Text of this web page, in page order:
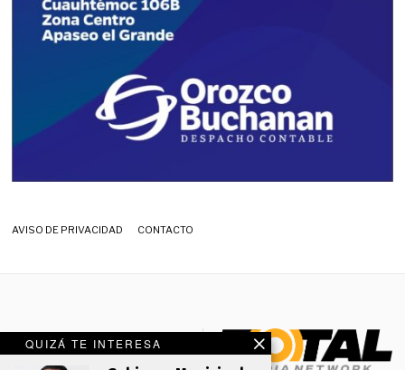
AVISO DE PRIVACIDAD CONTACTO
QUIZÁ TE INTERESA